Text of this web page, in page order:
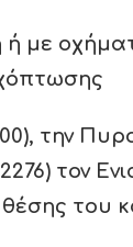
με
την
τον
του